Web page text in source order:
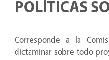
POLÍTICAS
Corresponde a la
dictaminar sobre todo